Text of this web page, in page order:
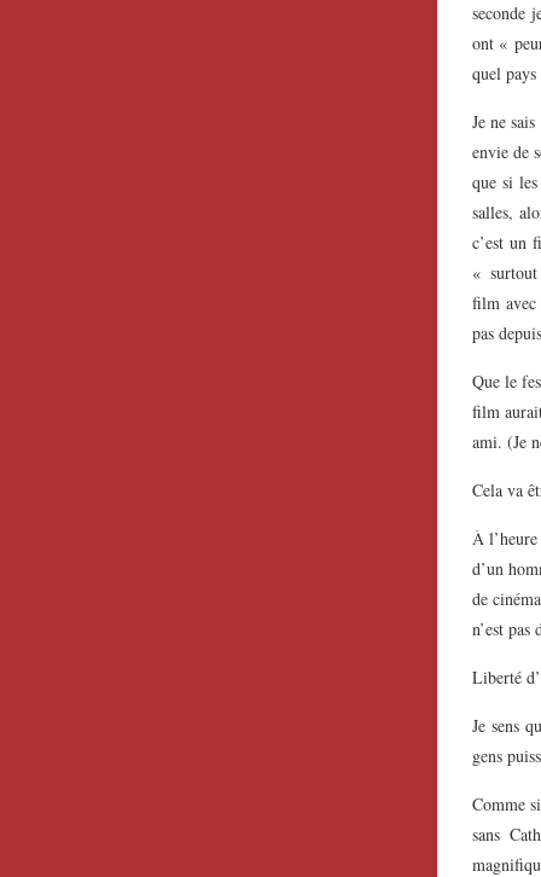
seconde
ont «
quel
Je ne
envie de
que si
salles,
c’est un
«
film avec
pas
Que le
film
ami. (Je
Cela va
À
d’un
de
n’est
Liberté
Je sens
gens
Comme
sans